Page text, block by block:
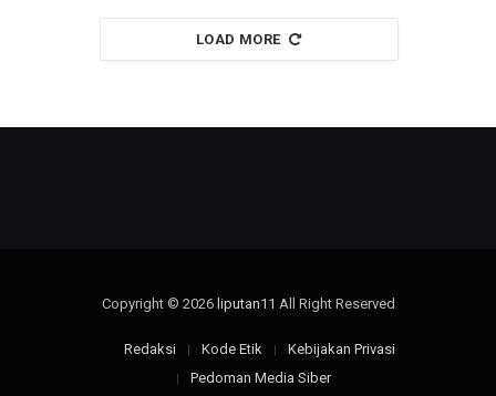
LOAD MORE
Copyright © 2026 liputan11 All Right Reserved
Redaksi Kode Etik
Kebijakan Privasi
Pedoman Media Siber